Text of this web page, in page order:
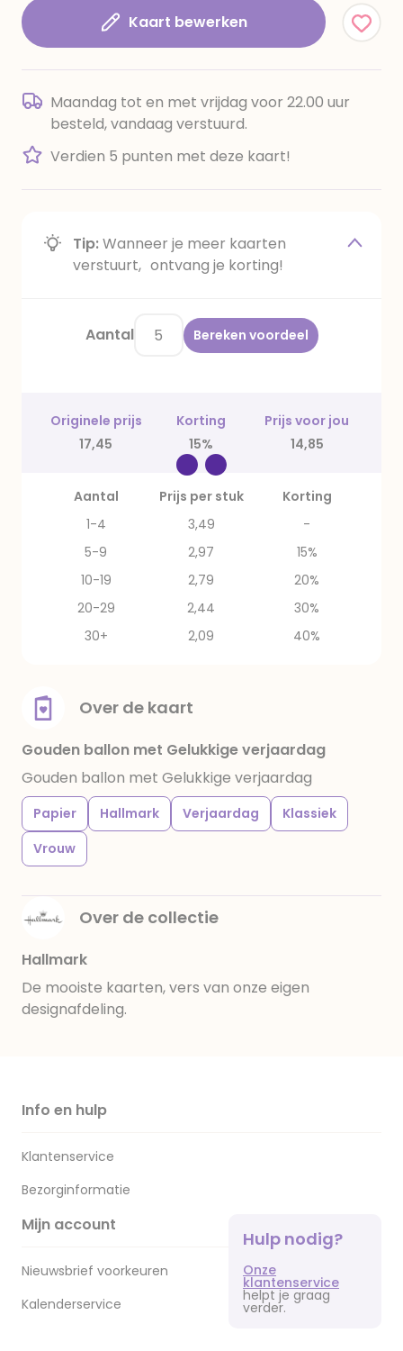
Kaart bewerken
Maandag tot en met vrijdag voor 22.00 uur
besteld, vandaag verstuurd.
Verdien 5 punten met deze kaart!
Tip:Wanneer je meer kaarten
verstuurt, ontvang je korting!
Aantal Bereken voordeel
Originele prijs Korting
Prijs voor jou
17,45
15% 14,85
Aantal Prijs per stuk
Korting
1-4
3,49
-
5-9
2,97
15%
10-19
2,79
20%
20-29
2,44
30%
30+
2,09 40%
Over de kaart
Gouden ballon met Gelukkige verjaardag
Gouden ballon met Gelukkige verjaardag
Papier Hallmark Verjaardag
Klassiek
Vrouw
Over de collectie
Hallmark
De mooiste kaarten, vers van onze eigen
designafdeling.
Info en hulp
Klantenservice
Bezorginformatie
Mijn account
Nieuwsbrief voorkeuren
Kalenderservice
Hulp nodig?
Onze
klantenservice
helpt je graag
verder.